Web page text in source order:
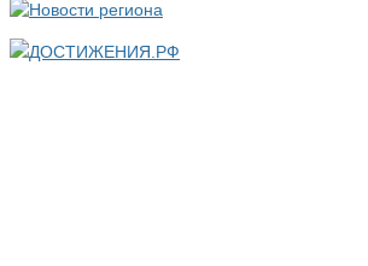
ДОСТИЖЕНИЯ.РФ